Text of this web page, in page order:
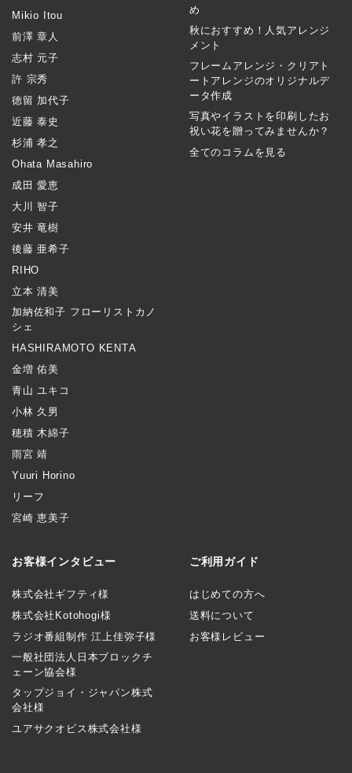
Mikio Itou
前澤 章人
志村 元子
許 宗秀
徳留 加代子
近藤 泰史
杉浦 孝之
Ohata Masahiro
成田 愛恵
大川 智子
安井 竜樹
後藤 亜希子
RIHO
立本 清美
加納佐和子 フローリストカノ
シェ
HASHIRAMOTO KENTA
金増 佑美
青山 ユキコ
小林 久男
穂積 木綿子
雨宮 靖
Yuuri Horino
リーフ
宮崎 恵美子
め
秋におすすめ！人気アレンジ
メント
フレームアレンジ・クリアト
ートアレンジのオリジナルデ
ータ作成
写真やイラストを印刷したお
祝い花を贈ってみませんか？
全てのコラムを見る
お客様インタビュー
株式会社ギフティ様
株式会社Kotohogi様
ラジオ番組制作 江上佳弥子様
一般社団法人日本ブロックチ
ェーン協会様
タップジョイ・ジャパン株式
会社様
ユアサクオビス株式会社様
ご利用ガイド
はじめての方へ
送料について
お客様レビュー